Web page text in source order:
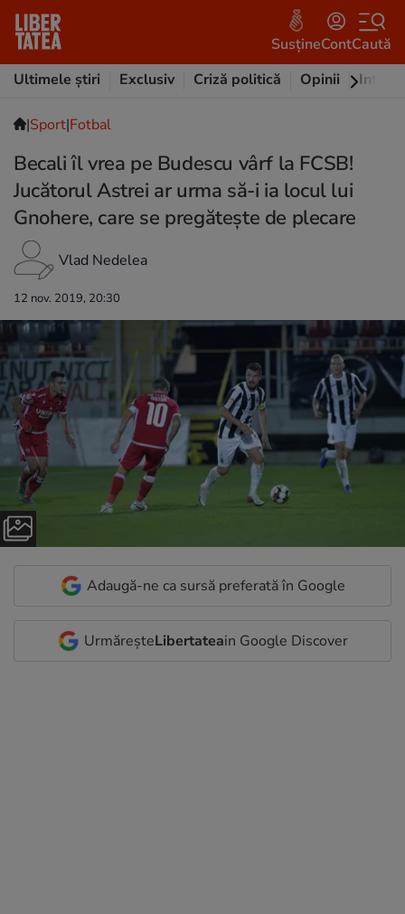
SusțineContCaută
Ultimele știri
Exclusiv Criză politică Opinii
|Sport|Fotbal
Becali îl vrea pe Budescu vârf la FCSB!
Jucătorul Astrei ar urma să-i ia locul lui
Gnohere, care se pregătește de plecare
Vlad Nedelea
12 nov. 2019, 20:30
Adaugă-ne ca sursă preferată în Google
UrmăreșteLibertateain Google Discover